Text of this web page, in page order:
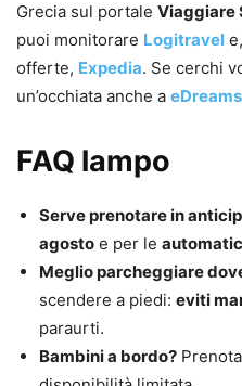
Grecia sul portale Viaggiare
puoi monitorare Logitravel
offerte, Expedia. Se cerchi
un’occhiata anche a eDreams
FAQ lampo
Serve prenotare in
agosto e per le
Meglio parcheggiare
scendere a piedi: eviti
paraurti.
Bambini a bordo? Prenota